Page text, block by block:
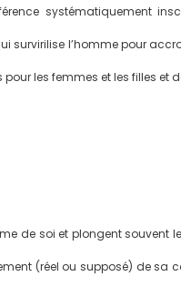
systématiquement
survirilise l’homme pour
les femmes et les filles et
de soi et plongent souvent
(réel ou supposé) de sa